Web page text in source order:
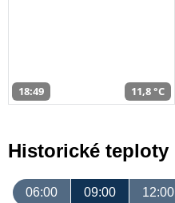
18:49 11,8 °C
Historické teploty
06:00 09:00 12:00